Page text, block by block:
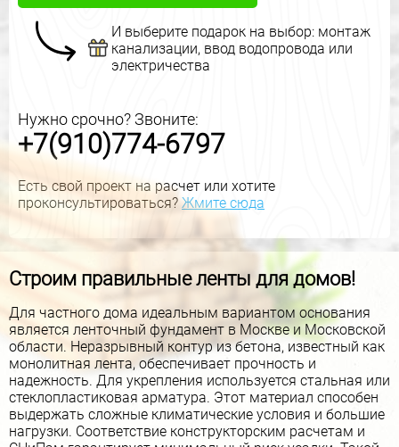
И выберите подарок на выбор: монтаж
канализации, ввод водопровода или
электричества
Нужно срочно? Звоните:
+7(910)774-6797
Есть свой проект на расчет или хотите
проконсультироваться?Жмите сюда
Строим правильные ленты для домов!
Для частного дома идеальным вариантом основания
является ленточный фундамент в Москве и Московской
области. Неразрывный контур из бетона, известный как
монолитная лента, обеспечивает прочность и
надежность. Для укрепления используется стальная или
стеклопластиковая арматура. Этот материал способен
выдержать сложные климатические условия и большие
нагрузки. Соответствие конструкторским расчетам и